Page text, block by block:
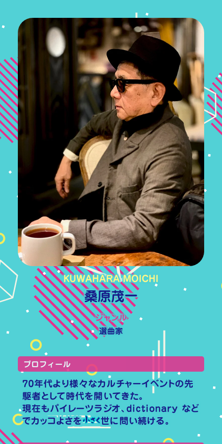
KUWAHARA MOICHI
桑原茂一
ジャンル
選曲家
プロフィール
70年代より様々なカルチャーイベントの先
駆者として時代を開いてきた。
現在もパイレーツラジオ、dictionary など
でカッコよさを
世に問い続ける。